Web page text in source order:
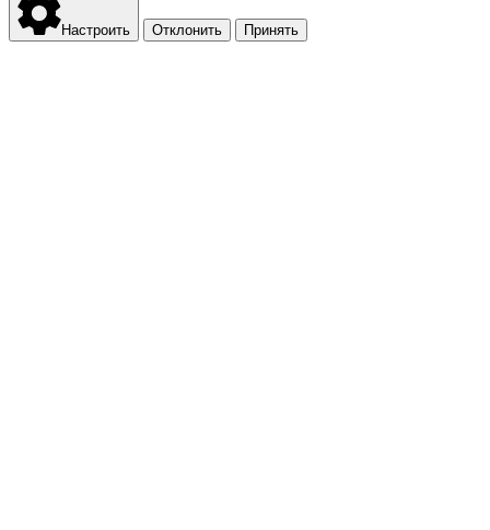
Настроить Отклонить Принять